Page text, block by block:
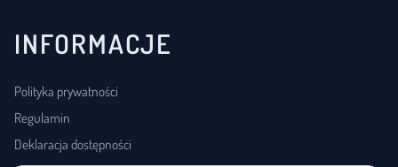
INFORMACJE
Polityka prywatności
Regulamin
Deklaracja dostępności